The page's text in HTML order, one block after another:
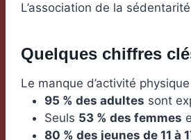
L’association de la
Quelques chiffres
Le manque d’activité
95 % des adultes sont
Seuls 53 % des femmes
80 % des jeunes de 11 à